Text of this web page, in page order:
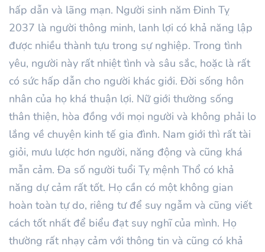
hấp dẫn và lãng mạn. Người sinh năm Đinh Tỵ
2037 là người thông minh, lanh lợi có khả năng lập
được nhiều thành tựu trong sự nghiệp. Trong tình
yêu, người này rất nhiệt tình và sâu sắc, hoặc là rất
có sức hấp dẫn cho người khác giới. Đời sống hôn
nhân của họ khá thuận lợi. Nữ giới thường sống
thân thiện, hòa đồng với mọi người và không phải lo
lắng về chuyện kinh tế gia đình. Nam giới thì rất tài
giỏi, mưu lược hơn người, năng động và cũng khá
mẫn cảm. Đa số người tuổi Tỵ mệnh Thổ có khả
năng dự cảm rất tốt. Họ cần có một không gian
hoàn toàn tự do, riêng tư để suy ngẫm và cũng viết
cách tốt nhất để biểu đạt suy nghĩ của mình. Họ
thường rất nhạy cảm với thông tin và cũng có khả